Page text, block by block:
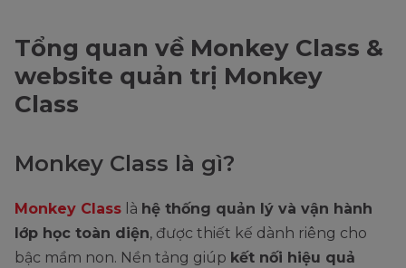
Tổng quan về Monkey Class &
website quản trị Monkey
Class
Monkey Class là gì?
Monkey Class là hệ thống quản lý và vận hành
lớp học toàn diện, được thiết kế dành riêng cho
bậc mầm non. Nền tảng giúp kết nối hiệu quả